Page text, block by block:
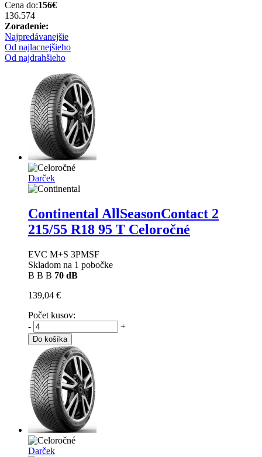
Cena do:156€
136.574
Zoradenie:
Najpredávanejšie
Od najlacnejšieho
Od najdrahšieho
Darček
Continental AllSeasonContact 2
215/55 R18 95 T Celoročné
EVC M+S 3PMSF
Skladom na 1 pobočke
B B B 70 dB
139,04 €
Počet kusov:
-
+
Do košíka
Darček